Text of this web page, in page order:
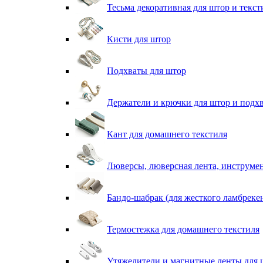
Тесьма декоративная для штор и
Кисти для штор
Подхваты для штор
Держатели и крючки для штор и
Кант для домашнего текстиля
Люверсы, люверсная лента,
Бандо-шабрак (для жесткого
Термостежка для домашнего текстиля
Утяжелители и магнитные ленты для